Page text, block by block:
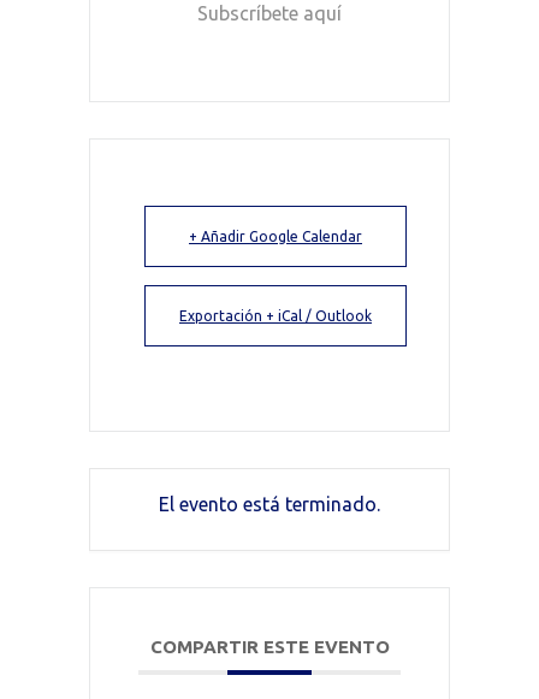
Subscríbete aquí
+ Añadir Google Calendar
Exportación + iCal / Outlook
El evento está terminado.
COMPARTIR ESTE EVENTO